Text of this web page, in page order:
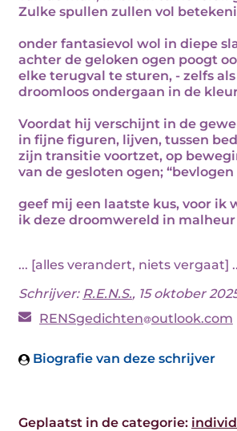
Zulke spullen zullen vol
onder fantasievol wol in diepe
achter de geloken ogen poogt
elke terugval te sturen, - zelfs
droomloos ondergaan in de
Voordat hij verschijnt in de
in fijne figuren, lijven, tussen
zijn transitie voortzet, op
van de gesloten ogen;
geef mij een laatste kus, voor ik
ik deze droomwereld in malheur
... [alles verandert, niets vergaat]
Schrijver: R.E.N.S., 15 oktober
RENSgedichten outlook.com
Biografie van deze schrijver
Geplaatst in de categorie: